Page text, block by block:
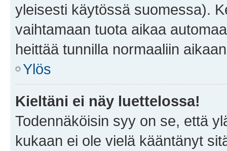
yleisesti käytössä suomessa).
vaihtamaan tuota aikaa
heittää tunnilla normaaliin
Ylös
Kieltäni ei näy luettelossa!
Todennäköisin syy on se, että
kukaan ei ole vielä kääntänyt